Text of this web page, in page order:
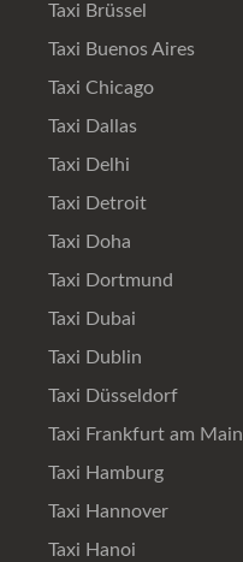
Taxi Brüssel
Taxi Buenos Aires
Taxi Chicago
Taxi Dallas
Taxi Delhi
Taxi Detroit
Taxi Doha
Taxi Dortmund
Taxi Dubai
Taxi Dublin
Taxi Düsseldorf
Taxi Frankfurt am Main
Taxi Hamburg
Taxi Hannover
Taxi Hanoi